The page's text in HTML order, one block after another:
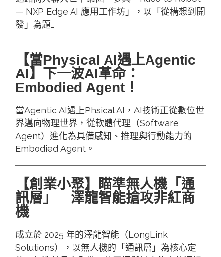
— NXP Edge AI 應用工作坊」，以「從構想到開
發」為題…
【當Physical AI遇上Agentic
AI】下一波AI革命：
Embodied Agent！
當Agentic AI遇上Phsical AI，AI技術正從數位世
界邁向物理世界，從軟體代理（Software
Agent）進化為具備感知、推理與行動能力的
Embodied Agent。
【創業小聚】瞄準無人機「通
訊層」 澤龍智能搶攻非紅商
機
成立於 2025 年的澤龍智能（LongLink
Solutions），以無人機的「通訊層」為核心定